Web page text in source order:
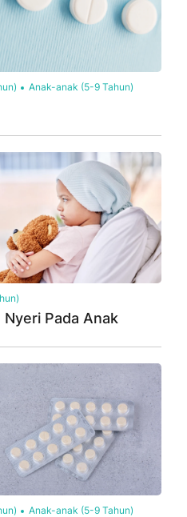
MP4 ILM
Anak-anak (5-9 Tahun)
Nyeri Pada Anak
Anak-anak (5-9 Tahun)